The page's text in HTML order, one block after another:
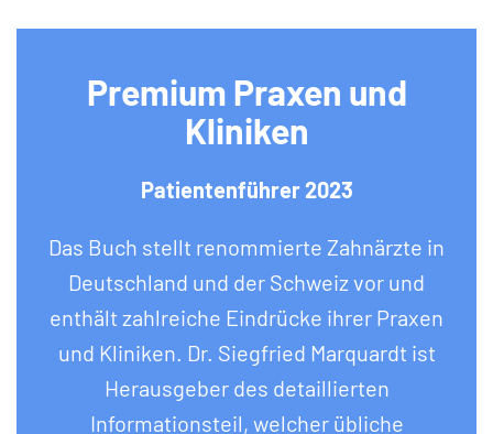
Premium Praxen und
Kliniken
Patientenführer 2023
Das Buch stellt renommierte Zahnärzte in
Deutschland und der Schweiz vor und
enthält zahlreiche Eindrücke ihrer Praxen
und Kliniken. Dr. Siegfried Marquardt ist
Herausgeber des detaillierten
Informationsteil, welcher übliche